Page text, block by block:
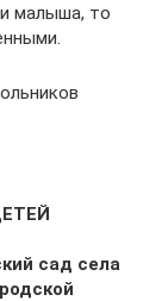
малыша, то
сад села